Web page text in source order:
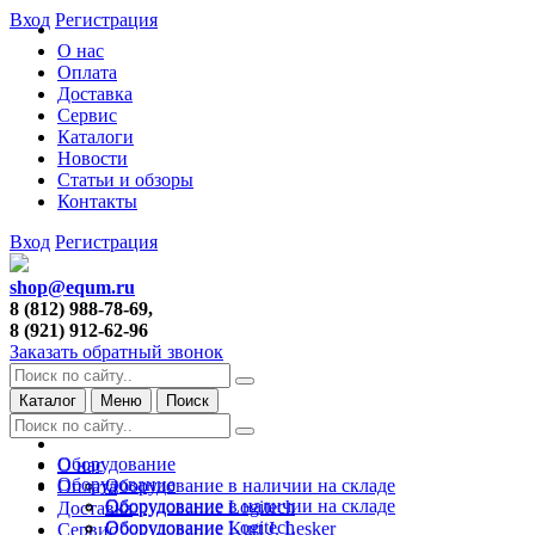
О нас
Оплата
Доставка
Сервис
Каталоги
Новости
Статьи и обзоры
Контакты
Вход Регистрация
Вход Регистрация
shop@equm.ru
8 (812) 988-78-69,
8 (921) 912-62-96
Заказать обратный звонок
Каталог Меню Поиск
О нас
Оплата
Доставка
Сервис
Оборудование
Оборудование в наличии на складе
Оборудование Logitech
Оборудование Kurt J. Lesker
Оборудование
Оборудование в наличии на складе
Оборудование Logitech